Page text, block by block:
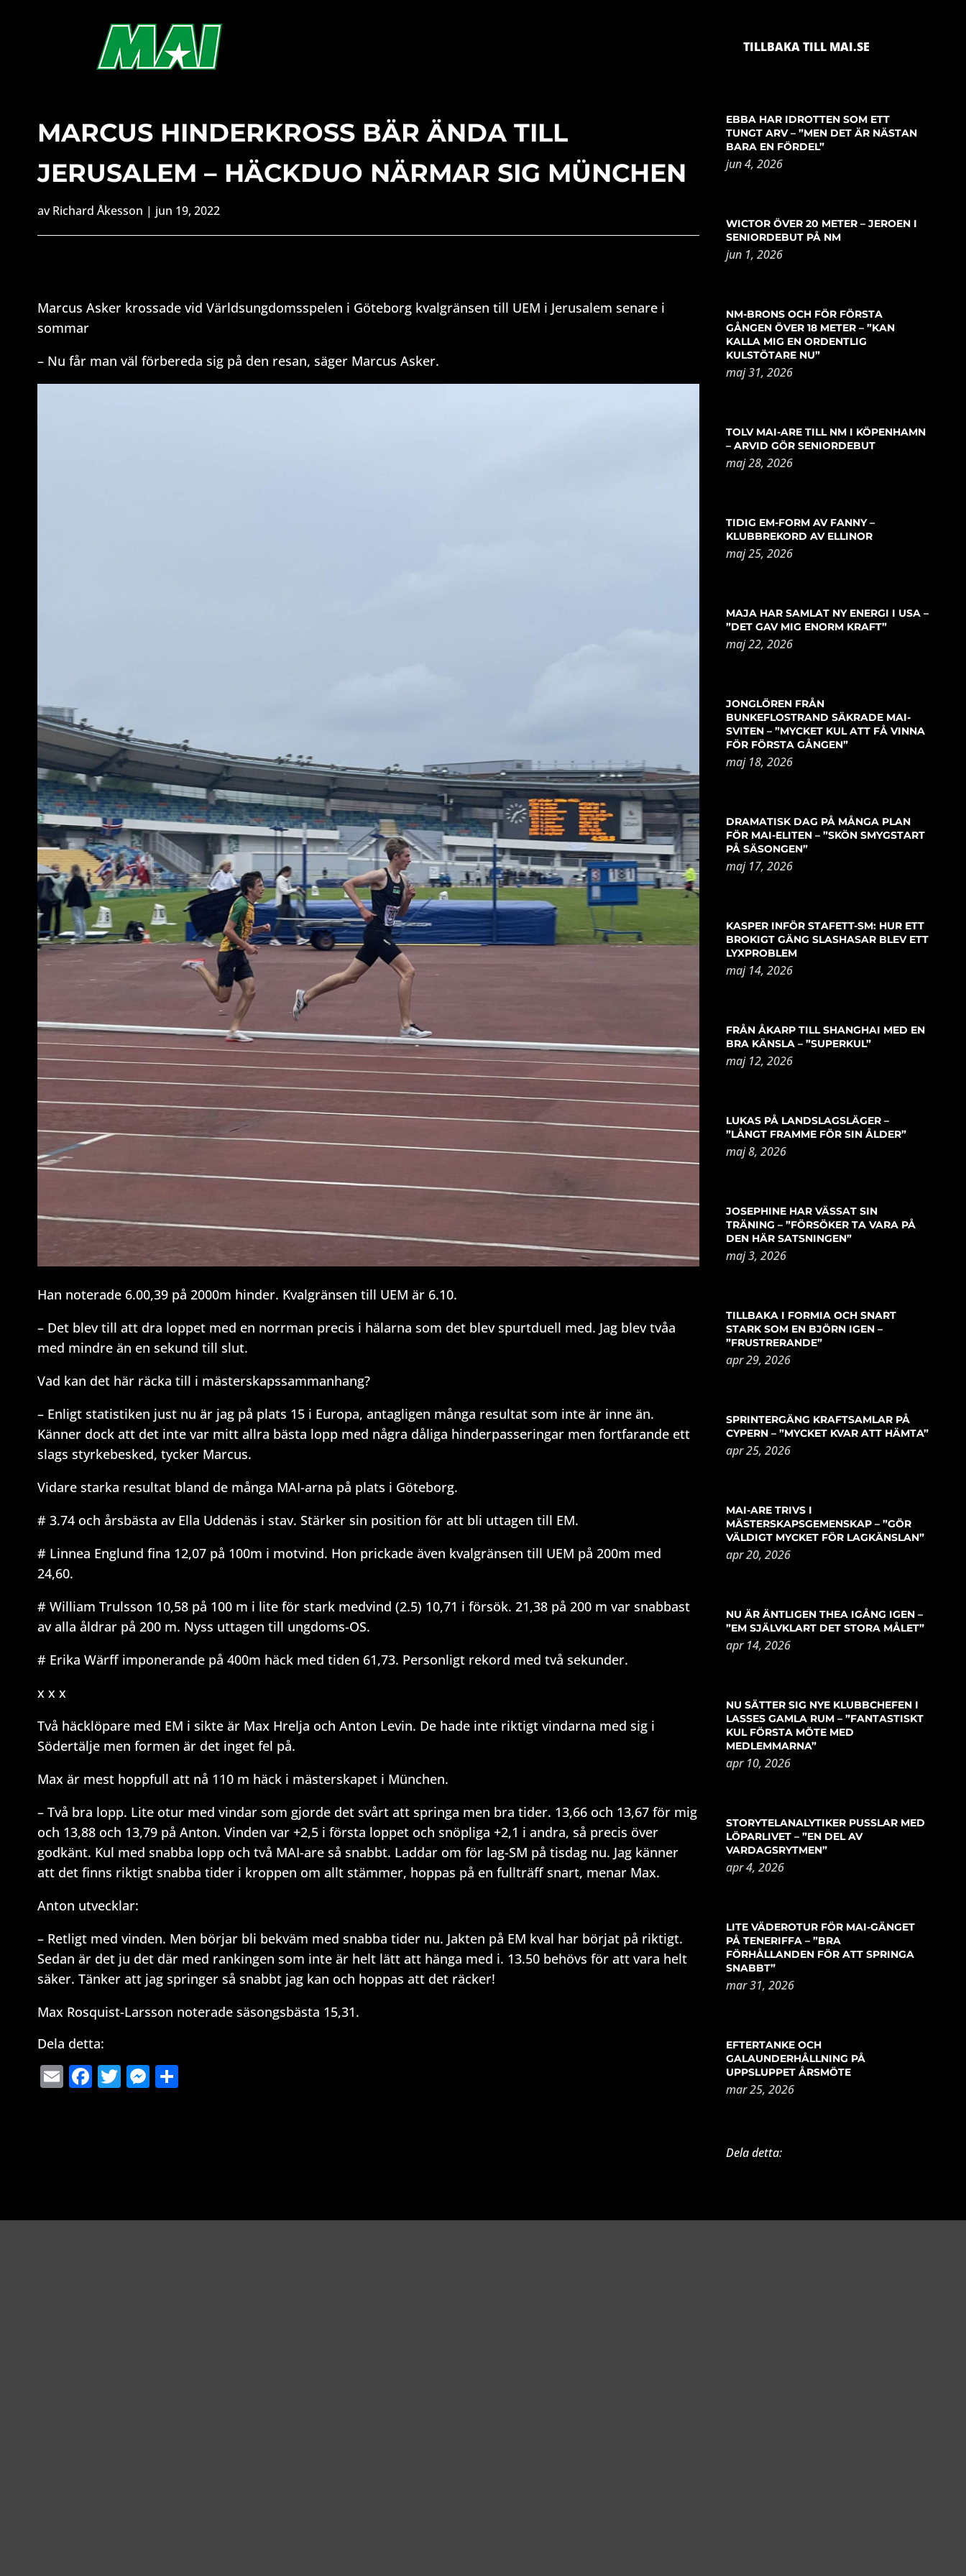
TILLBAKA TILL MAI.SE
MARCUS HINDERKROSS BÄR ÄNDA TILL
JERUSALEM – HÄCKDUO NÄRMAR SIG MÜNCHEN
avRichard Åkesson | jun 19, 2022
Marcus Asker krossade vid Världsungdomsspelen i Göteborg kvalgränsen till UEM i Jerusalem senare i
sommar
– Nu får man väl förbereda sig på den resan, säger Marcus Asker.
Han noterade 6.00,39 på 2000m hinder. Kvalgränsen till UEM är 6.10.
– Det blev till att dra loppet med en norrman precis i hälarna som det blev spurtduell med. Jag blev tvåa
med mindre än en sekund till slut.
Vad kan det här räcka till i mästerskapssammanhang?
– Enligt statistiken just nu är jag på plats 15 i Europa, antagligen många resultat som inte är inne än.
Känner dock att det inte var mitt allra bästa lopp med några dåliga hinderpasseringar men fortfarande ett
slags styrkebesked, tycker Marcus.
Vidare starka resultat bland de många MAI-arna på plats i Göteborg.
# 3.74 och årsbästa av Ella Uddenäs i stav. Stärker sin position för att bli uttagen till EM.
# Linnea Englund fina 12,07 på 100m i motvind. Hon prickade även kvalgränsen till UEM på 200m med
24,60.
# William Trulsson 10,58 på 100 m i lite för stark medvind (2.5) 10,71 i försök. 21,38 på 200 m var snabbast
av alla åldrar på 200 m. Nyss uttagen till ungdoms-OS.
# Erika Wärff imponerande på 400m häck med tiden 61,73. Personligt rekord med två sekunder.
x x x
Två häcklöpare med EM i sikte är Max Hrelja och Anton Levin. De hade inte riktigt vindarna med sig i
Södertälje men formen är det inget fel på.
Max är mest hoppfull att nå 110 m häck i mästerskapet i München.
– Två bra lopp. Lite otur med vindar som gjorde det svårt att springa men bra tider. 13,66 och 13,67 för mig
och 13,88 och 13,79 på Anton. Vinden var +2,5 i första loppet och snöpliga +2,1 i andra, så precis över
godkänt. Kul med snabba lopp och två MAI-are så snabbt. Laddar om för lag-SM på tisdag nu. Jag känner
att det finns riktigt snabba tider i kroppen om allt stämmer, hoppas på en fullträff snart, menar Max.
Anton utvecklar:
– Retligt med vinden. Men börjar bli bekväm med snabba tider nu. Jakten på EM kval har börjat på riktigt.
Sedan är det ju det där med rankingen som inte är helt lätt att hänga med i. 13.50 behövs för att vara helt
säker. Tänker att jag springer så snabbt jag kan och hoppas att det räcker!
Max Rosquist-Larsson noterade säsongsbästa 15,31.
Dela detta:
EmailFacebook
TwitterMessenger
EBBA HAR IDROTTEN SOM ETT
TUNGT ARV – ”MEN DET ÄR NÄSTAN
BARA EN FÖRDEL”
jun 4, 2026
WICTOR ÖVER 20 METER – JEROEN I
SENIORDEBUT PÅ NM
jun 1, 2026
NM-BRONS OCH FÖR FÖRSTA
GÅNGEN ÖVER 18 METER – ”KAN
KALLA MIG EN ORDENTLIG
KULSTÖTARE NU”
maj 31, 2026
TOLV MAI-ARE TILL NM I KÖPENHAMN
– ARVID GÖR SENIORDEBUT
maj 28, 2026
TIDIG EM-FORM AV FANNY –
KLUBBREKORD AV ELLINOR
maj 25, 2026
MAJA HAR SAMLAT NY ENERGI I USA –
”DET GAV MIG ENORM KRAFT”
maj 22, 2026
JONGLÖREN FRÅN
BUNKEFLOSTRAND SÄKRADE MAI-
SVITEN – ”MYCKET KUL ATT FÅ VINNA
FÖR FÖRSTA GÅNGEN”
maj 18, 2026
DRAMATISK DAG PÅ MÅNGA PLAN
FÖR MAI-ELITEN – ”SKÖN SMYGSTART
PÅ SÄSONGEN”
maj 17, 2026
KASPER INFÖR STAFETT-SM: HUR ETT
BROKIGT GÄNG SLASHASAR BLEV ETT
LYXPROBLEM
maj 14, 2026
FRÅN ÅKARP TILL SHANGHAI MED EN
BRA KÄNSLA – ”SUPERKUL”
maj 12, 2026
LUKAS PÅ LANDSLAGSLÄGER –
”LÅNGT FRAMME FÖR SIN ÅLDER”
maj 8, 2026
JOSEPHINE HAR VÄSSAT SIN
TRÄNING – ”FÖRSÖKER TA VARA PÅ
DEN HÄR SATSNINGEN”
maj 3, 2026
TILLBAKA I FORMIA OCH SNART
STARK SOM EN BJÖRN IGEN –
”FRUSTRERANDE”
apr 29, 2026
SPRINTERGÄNG KRAFTSAMLAR PÅ
CYPERN – ”MYCKET KVAR ATT HÄMTA”
apr 25, 2026
MAI-ARE TRIVS I
MÄSTERSKAPSGEMENSKAP – ”GÖR
VÄLDIGT MYCKET FÖR LAGKÄNSLAN”
apr 20, 2026
NU ÄR ÄNTLIGEN THEA IGÅNG IGEN –
”EM SJÄLVKLART DET STORA MÅLET”
apr 14, 2026
NU SÄTTER SIG NYE KLUBBCHEFEN I
LASSES GAMLA RUM – ”FANTASTISKT
KUL FÖRSTA MÖTE MED
MEDLEMMARNA”
apr 10, 2026
STORYTELANALYTIKER PUSSLAR MED
LÖPARLIVET – ”EN DEL AV
VARDAGSRYTMEN”
apr 4, 2026
LITE VÄDEROTUR FÖR MAI-GÄNGET
PÅ TENERIFFA – ”BRA
FÖRHÅLLANDEN FÖR ATT SPRINGA
SNABBT”
mar 31, 2026
EFTERTANKE OCH
GALAUNDERHÅLLNING PÅ
UPPSLUPPET ÅRSMÖTE
mar 25, 2026
Dela detta: